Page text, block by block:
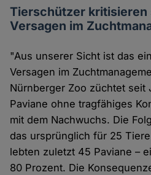
Tierschützer
Versagen im
"Aus unserer Sicht ist das
Versagen im
Nürnberger Zoo züchtet seit
Paviane ohne tragfähiges
mit dem Nachwuchs. Die
das ursprünglich für 25
lebten zuletzt 45 Paviane –
80 Prozent. Die